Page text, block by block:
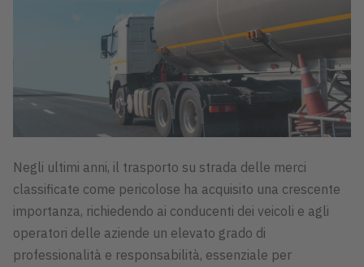
Negli ultimi anni, il trasporto su strada delle merci
classificate come pericolose ha acquisito una crescente
importanza, richiedendo ai conducenti dei veicoli e agli
operatori delle aziende un elevato grado di
professionalità e responsabilità, essenziale per